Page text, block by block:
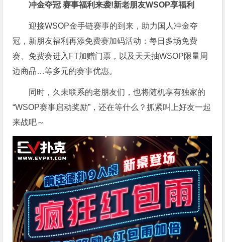
冲金夺冠 赛事福利来袭!新老朋友WSOP享福利
迎接WSOP金手链赛事的到来，助力国人冲金夺
冠，新朋友福利再添免费赛加码活动：每日多场免费
赛、免费赛进入FT加赠门票，以及天天抽WSOP限量周
边商品…等多元的赛事优惠。
同时，久未联系的老朋友们，也将随机享有独家的
“WSOP赛事启动奖励”，还在等什么？抓紧叫上好友一起
来战吧～